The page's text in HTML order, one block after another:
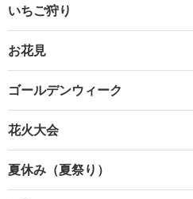
いちご狩り
お花見
ゴールデンウィーク
花火大会
夏休み（夏祭り）